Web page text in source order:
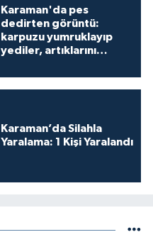
Karaman'da pes
dedirten görüntü:
karpuzu yumruklayıp
yediler, artıklarını
Karaman’da Silahla
Yaralama: 1 Kişi Yaralandı